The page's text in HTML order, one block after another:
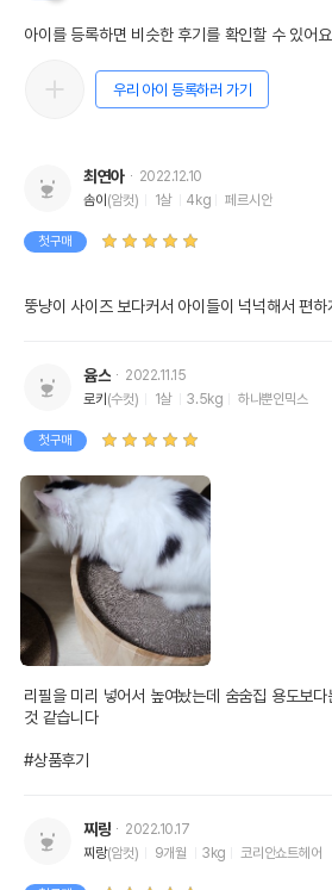
아이를 등록하면 비슷한 후기를 확인할 수 있어
우리 아이 등록하러 가기
최연아
2022.12.10
솜이 (암컷) 1살 4kg 페르시안
첫구매
뚱냥이 사이즈 보다커서 아이들이 넉넉해서 편
윰스
2022.11.15
로키 (수컷) 1살 3.5kg 하나뿐인믹스
첫구매
리필을 미리 넣어서 높여놨는데 숨숨집 용도보
것 같습니다
#상품후기
찌랑
2022.10.17
찌랑(암컷) 9개월 3kg 코리안쇼트헤어